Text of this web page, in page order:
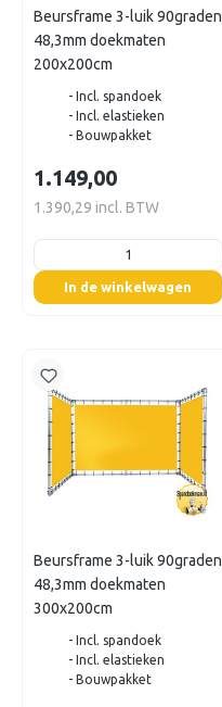
Beursframe 3-luik 90graden
48,3mm doekmaten
200x200cm
- Incl. spandoek
- Incl. elastieken
- Bouwpakket
1.149,00
1.390,29 incl. BTW
listing.boxQuantity
In de winkelwagen
Beursframe 3-luik 90graden
48,3mm doekmaten
300x200cm
- Incl. spandoek
- Incl. elastieken
- Bouwpakket